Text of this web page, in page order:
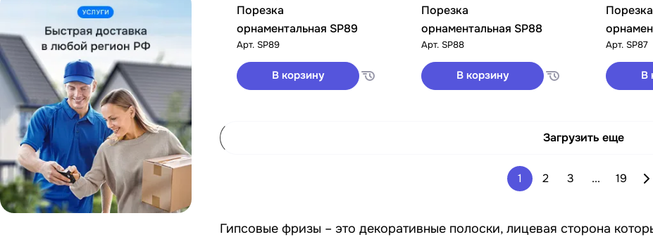
Порезка
орнаментальная SP89
Арт. SP89
В корзину
Порезка
орнаментальная SP88
Арт. SP88
В корзину
Порезка
Арт. SP87
В
Загрузить еще
1 2 3 ... 19
Гипсовые фризы – это декоративные полоски, лицевая сторона